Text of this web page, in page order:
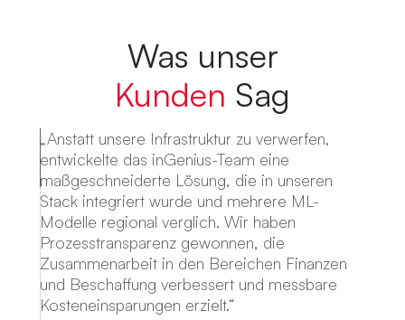
Was unser
Kunden Sag
„Anstatt unsere Infrastruktur zu verwerfen,
entwickelte das inGenius-Team eine
maßgeschneiderte Lösung, die in unseren
Stack integriert wurde und mehrere ML-
Modelle regional verglich. Wir haben
Prozesstransparenz gewonnen, die
Zusammenarbeit in den Bereichen Finanzen
und Beschaffung verbessert und messbare
Kosteneinsparungen erzielt.“